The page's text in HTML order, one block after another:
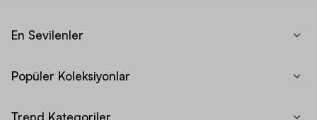
En Sevilenler
Popüler Koleksiyonlar
Trend Kategoriler